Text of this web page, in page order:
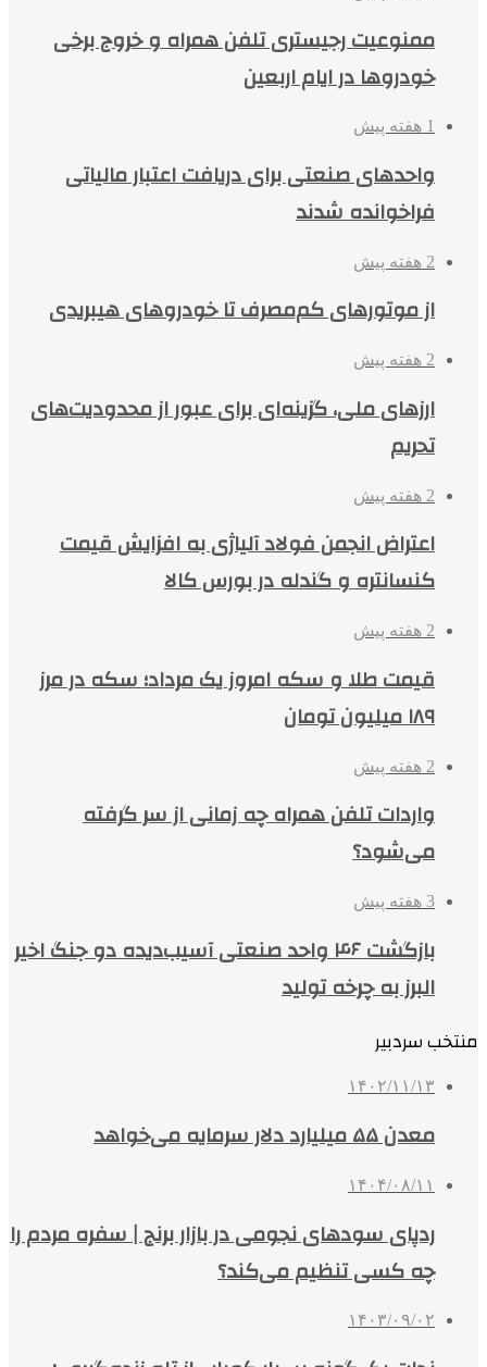
ممنوعیت رجیستری تلفن همراه و خروج برخی
خودروها در ایام اربعین
1 هفته پیش
واحدهای صنعتی برای دریافت اعتبار مالیاتی
فراخوانده شدند
2 هفته پیش
از موتورهای کم‌مصرف تا خودروهای هیبریدی
2 هفته پیش
ارزهای ملی، گزینه‌ای برای عبور از محدودیت‌های
تحریم
2 هفته پیش
اعتراض انجمن فولاد آلیاژی به افزایش قیمت
کنسانتره و گندله در بورس کالا
2 هفته پیش
قیمت طلا و سکه امروز یک مرداد؛ سکه در مرز
۱۸۹ میلیون تومان
2 هفته پیش
واردات تلفن همراه چه زمانی از سر گرفته
می‌شود؟
3 هفته پیش
بازگشت ۴۶ واحد صنعتی آسیب‌دیده دو جنگ اخیر
البرز به چرخه تولید
منتخب سردبیر
۱۴۰۲/۱۱/۱۳
معدن ۵۵ میلیارد دلار سرمایه می‌خواهد
۱۴۰۴/۰۸/۱۱
ردپای سودهای نجومی در بازار برنج | سفره مردم را
چه کسی تنظیم می‌کند؟
۱۴۰۳/۰۹/۰۲